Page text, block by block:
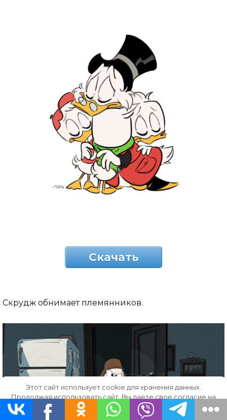
Скачать
Скрудж обнимает племянников.
Этот сайт использует cookie для хранения данных.
Продолжая использовать сайт, Вы даете свое согласие на
работу с этими файлами.
OK